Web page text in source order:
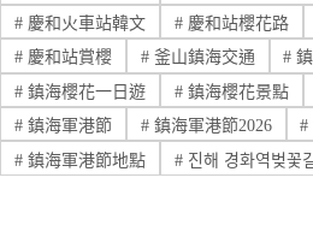
#慶和火車站韓文 #慶和站櫻花路
#慶和站賞櫻 #釜山鎮海交通 #
#鎮海櫻花一日遊 #鎮海櫻花景點
#鎮海軍港節 #鎮海軍港節2026 #
#鎮海軍港節地點 #진해 경화역벚꽃